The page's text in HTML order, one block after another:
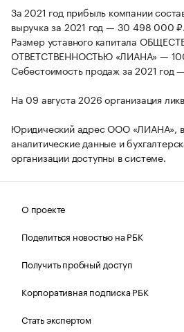
За 2021 год прибыль компании
выручка за 2021 год — 30 498 000 ₽.
Размер уставного капитала
ОТВЕТСТВЕННОСТЬЮ «ЛИАНА» —
Себестоимость продаж за 2021
На 09 августа 2026 организация
Юридический адрес ООО «ЛИАНА»,
аналитические данные и
организации доступны в системе.
О проекте
Поделиться новостью на РБК
Получить пробный доступ
Корпоративная подписка РБК
Стать экспертом